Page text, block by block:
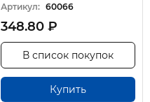
Артикул: 60066
348.80 ₽
Купить
В список покупок